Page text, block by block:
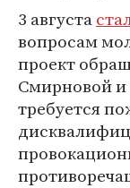
3 августа
вопросам
проект
Смирновой и
требуется